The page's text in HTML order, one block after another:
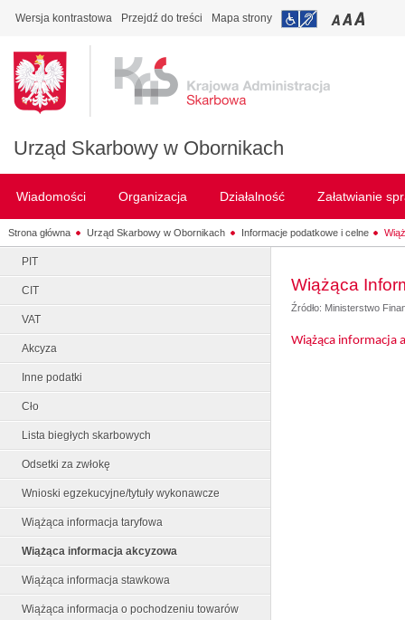
Wersja kontrastowa Przejdź do treści Mapa strony
Urząd Skarbowy w Obornikach
Wiadomości Organizacja Działalność Załatwianie
Strona główna Urząd Skarbowy w Obornikach Informacje podatkowe i celne
PIT
CIT
VAT
Akcyza
Inne podatki
Cło
Lista biegłych skarbowych
Odsetki za zwłokę
Wnioski egzekucyjne/tytuły wykonawcze
Wiążąca informacja taryfowa
Wiążąca informacja akcyzowa
Wiążąca informacja stawkowa
Wiążąca informacja o pochodzeniu towarów
Wiążąca
Źródło: Ministerstwo
Wiążąca informacja